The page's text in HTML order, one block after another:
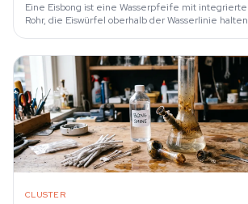
Eine Eisbong ist eine Wasserpfeife mit
Rohr, die Eiswürfel oberhalb der Wasserlinie
CLUSTER